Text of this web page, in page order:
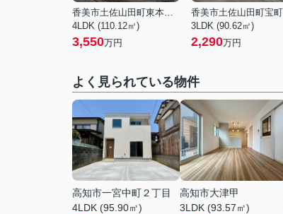
香美市土佐山田町東本町２丁目
4LDK (110.12㎡)
3,550万円
3LDK (90.62㎡)
2,290万円
よく見られている物件
高知市一宮中町２丁目
4LDK (95.90㎡)
高知市大津甲
3LDK (93.57㎡)